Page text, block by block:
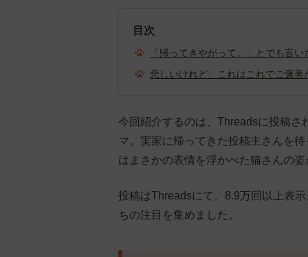
目次
「帰ってきやがって。」とでも言
悲しいけれど、これはこれでご褒美
今回紹介するのは、Threadsに投稿
マ。実家に帰ってきた投稿主さんを
はまさかの表情を浮かべた猫さんの
投稿はThreadsにて、8.9万回以上表
ちの注目を集めました。